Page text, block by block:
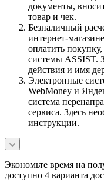
документы,
товар и чек.
Безналичный
интернет-
оплатить
системы ASSIST.
действия и имя
Электронные
WebMoney и
система
сервиса. Здесь
инструкции.
Экономьте время на
доступно 4 варианта